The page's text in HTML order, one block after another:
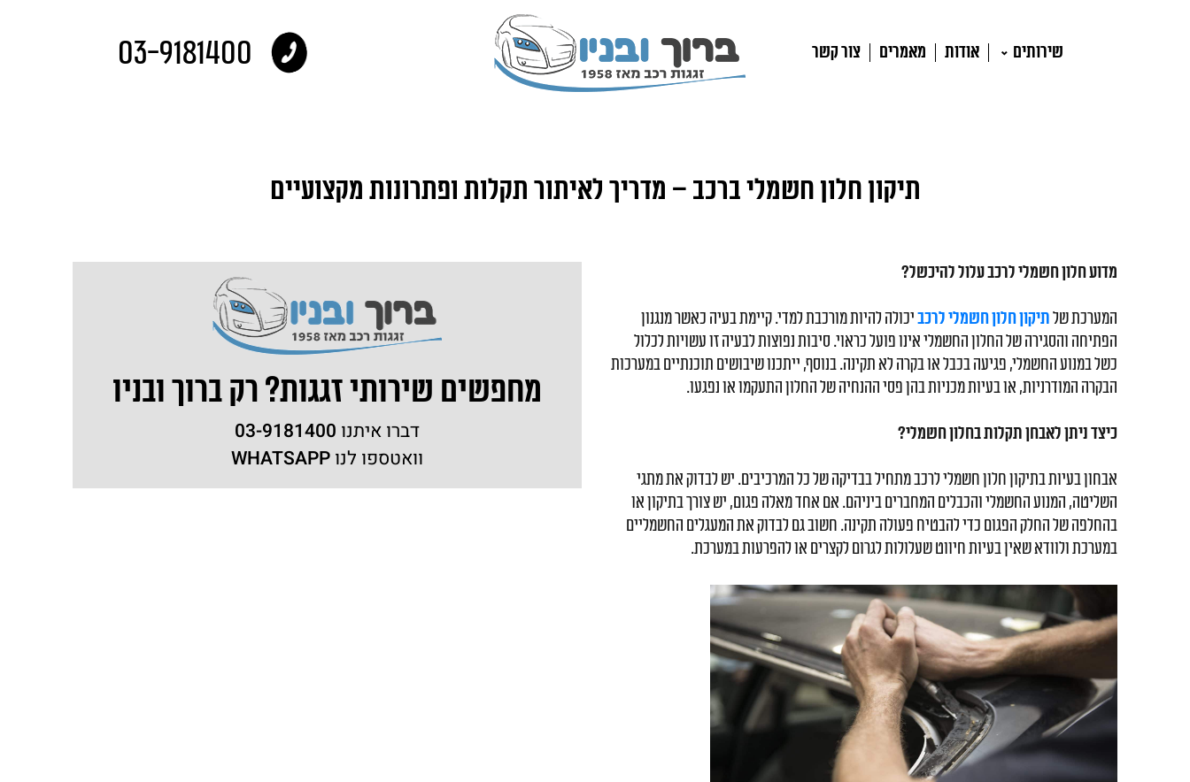
שירותים אודות מאמרים צור קשר 03-9181400
תיקון חלון חשמלי ברכב – מדריך לאיתור תקלות ופתרונות מקצועיים
מדוע חלון חשמלי לרכב עלול להיכשל?
המערכת שלתיקון חלון חשמלי לרכביכולה להיות מורכבת למדי. קיימת בעיה כאשר מנגנון
הפתיחה והסגירה של החלון החשמלי אינו פועל כראוי. סיבות נפוצות לבעיה זו עשויות לכלול
כשל במנוע החשמלי, פגיעה בכבל או בקרה לא תקינה. בנוסף, ייתכנו שיבושים תוכנתיים במערכות
הבקרה המודרניות, או בעיות מכניות בהן פסי ההנחיה של החלון התעקמו או נפגעו.
כיצד ניתן לאבחן תקלות בחלון חשמלי?
אבחון בעיות בתיקון חלון חשמלי לרכבמתחיל בבדיקה של כל המרכיבים. יש לבדוק את מתגי
השליטה, המנוע החשמלי והכבלים המחברים ביניהם. אם אחד מאלה פגום, יש צורך בתיקון או
בהחלפה של החלק הפגום כדי להבטיח פעולה תקינה. חשוב גם לבדוק את המעגלים החשמליים
במערכת ולוודא שאין בעיות חיווט שעלולות לגרום לקצרים או להפרעות במערכת.
מחפשים שירותי זגגות? רק ברוך ובניו
דברו איתנו 03-9181400
וואטספו לנוWHATSAPP